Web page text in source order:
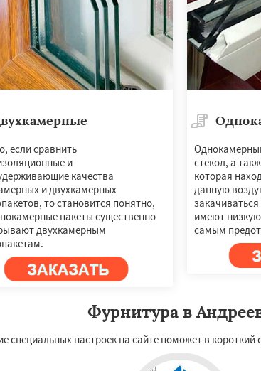
если сравнить
и
качества
и двухкамерных
то становится понятно,
пакеты существенно
двухкамерным
стекол, а
которая
данную
имеют
самым
Фурнитура в
специальных настроек на сайте поможет в